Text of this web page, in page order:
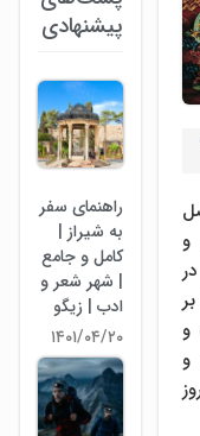
و
و
و
پیشنهادی
راهنمای سفر
به شیراز |
کامل و جامع
| شهر شعر و
ادب | زیگو
۱۴۰۱/۰۴/۲۰